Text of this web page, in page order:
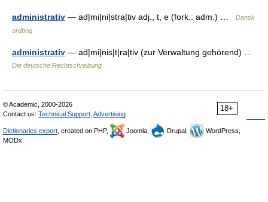
administrativ — ad|mi|ni|stra|tiv adj., t, e (fork.: adm.) …
Dansk
ordbog
administrativ — ad|mi|nis|t|ra|tiv (zur Verwaltung gehörend) …
Die deutsche Rechtschreibung
18+
© Academic, 2000-2026
Contact us: Technical Support Advertising
Dictionaries export , created on PHP, Joomla, Drupal,
WordPress,
MODx.